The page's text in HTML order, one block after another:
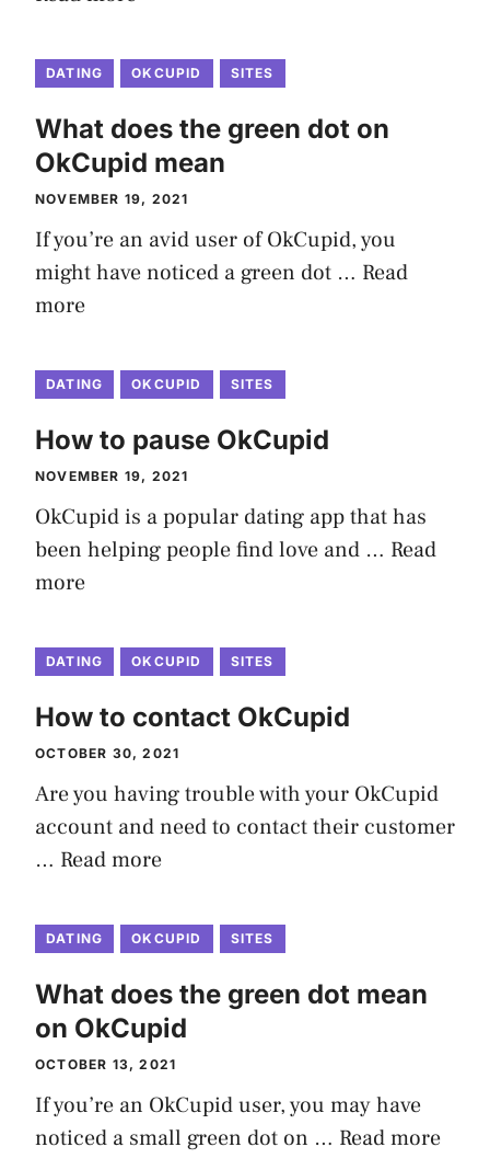
DATING OKCUPID SITES
What does the green dot on
OkCupid mean
NOVEMBER 19, 2021
If you’re an avid user of OkCupid, you
might have noticed a green dot … Read
more
DATING OKCUPID SITES
How to pause OkCupid
NOVEMBER 19, 2021
OkCupid is a popular dating app that has
been helping people find love and … Read
more
DATING OKCUPID SITES
How to contact OkCupid
OCTOBER 30, 2021
Are you having trouble with your OkCupid
account and need to contact their customer
… Read more
DATING OKCUPID SITES
What does the green dot mean
on OkCupid
OCTOBER 13, 2021
If you’re an OkCupid user, you may have
noticed a small green dot on … Read more